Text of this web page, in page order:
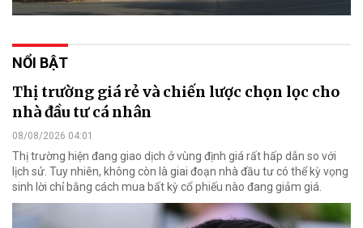
NỔI BẬT
Thị trường giá rẻ và chiến lược chọn lọc cho
nhà đầu tư cá nhân
08/08/2026 04:01
Thị trường hiện đang giao dịch ở vùng định giá rất hấp dẫn so với
lịch sử. Tuy nhiên, không còn là giai đoạn nhà đầu tư có thể kỳ vọng
sinh lời chỉ bằng cách mua bất kỳ cổ phiếu nào đang giảm giá.